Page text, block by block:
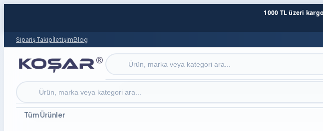
1000 TL üzeri
Sipariş TakipİletişimBlog
Ürün ara
Ürün ara
Tüm Ürünler